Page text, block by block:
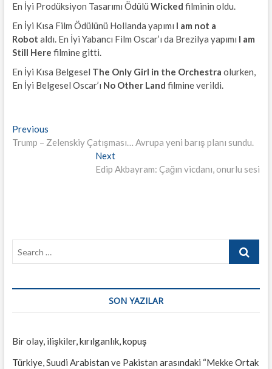
En İyi Prodüksiyon Tasarımı Ödülü Wicked filminin oldu.
En İyi Kısa Film Ödülünü Hollanda yapımı I am not a
Robot aldı. En İyi Yabancı Film Oscar’ı da Brezilya yapımı I am
Still Here filmine gitti.
En İyi Kısa Belgesel The Only Girl in the Orchestra olurken,
En İyi Belgesel Oscar’ı No Other Land filmine verildi.
Yazı
gezinmesi
PreviousPrevious
post:
Trump – Zelenskiy Çatışması… Avrupa yeni barış planı sundu.
NextNext
post:
Edip Akbayram: Çağın vicdanı, onurlu sesi
Search
SON YAZILAR
Bir olay, ilişkiler, kırılganlık, kopuş
Türkiye, Suudi Arabistan ve Pakistan arasındaki “Mekke Ortak